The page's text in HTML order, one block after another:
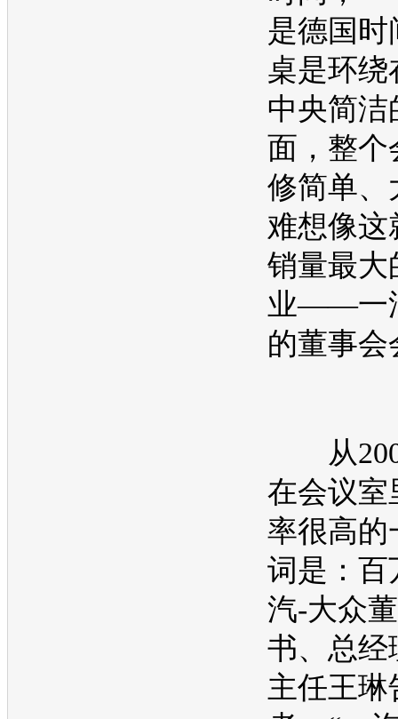
是德国时
桌是环绕
中央简洁
面，整个
修简单、
难想像这
销量最大
业——一
的董事会
从
在会议室
率很高的
词是：百
汽-大众
书、总经
主任王琳